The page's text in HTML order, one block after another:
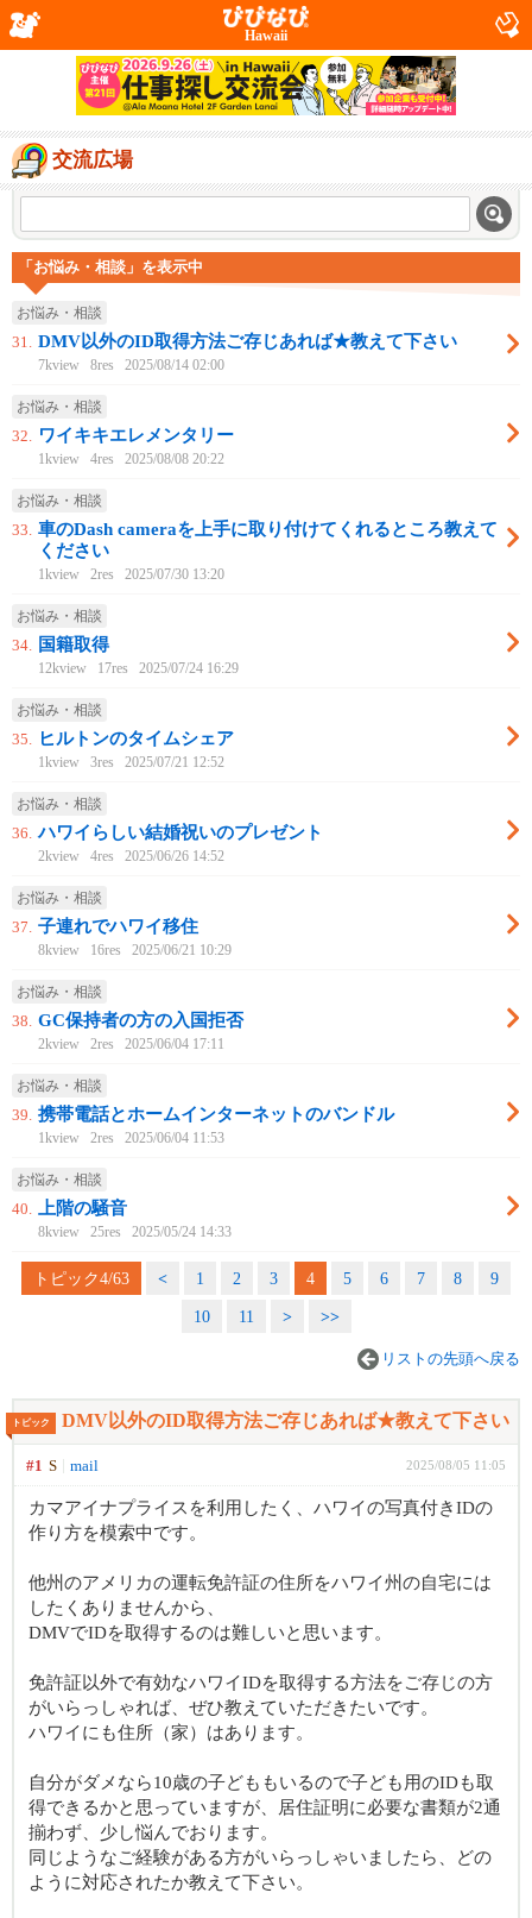
Hawaii
交流広場
「お悩み・相談」を表示中
お悩み・相談
31. DMV以外のID取得方法ご存じあれば★教えて下さい
7kview 8res 2025/08/14 02:00
お悩み・相談
32. ワイキキエレメンタリー
1kview 4res 2025/08/08 20:22
お悩み・相談
33. 車のDash cameraを上手に取り付けてくれるところ教えて
ください
1kview 2res 2025/07/30 13:20
お悩み・相談
34. 国籍取得
12kview 17res 2025/07/24 16:29
お悩み・相談
35.
ヒルトンのタイムシェア
1kview 3res 2025/07/21 12:52
お悩み・相談
36. ハワイらしい結婚祝いのプレゼント
2kview 4res 2025/06/26 14:52
お悩み・相談
37. 子連れでハワイ移住
8kview 16res 2025/06/21 10:29
お悩み・相談
38. GC保持者の方の入国拒否
2kview 2res 2025/06/04 17:11
お悩み・相談
39. 携帯電話とホームインターネットのバンドル
1kview 2res 2025/06/04 11:53
お悩み・相談
40.
上階の騒音
8kview 25res 2025/05/24 14:33
トピック4/63 < 1 2 3 4 5 6 7 8
9
10
11 > >>
リストの先頭へ戻る
トピック DMV以外のID取得方法ご存じあれば★教えて下さい
#1 S mail 2025/08/05 11:05
カマアイナプライスを利用したく、ハワイの写真付きIDの
作り方を模索中です。
他州のアメリカの運転免許証の住所をハワイ州の自宅には
したくありませんから、
DMVでIDを取得するのは難しいと思います。
免許証以外で有効なハワイIDを取得する方法をご存じの方
がいらっしゃれば、ぜひ教えていただきたいです。
ハワイにも住所（家）はあります。
自分がダメなら10歳の子どももいるので子ども用のIDも取
得できるかと思っていますが、居住証明に必要な書類が2通
揃わず、少し悩んでおります。
同じようなご経験がある方がいらっしゃいましたら、どの
ように対応されたか教えて下さい。